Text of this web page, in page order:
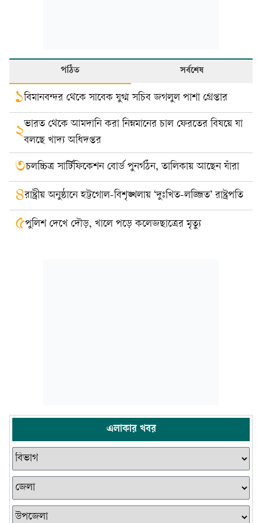
পঠিত সর্বশেষ
১বিমানবন্দর থেকে সাবেক যুগ্ম সচিব জগলুল পাশা গ্রেপ্তার
২ভারত থেকে আমদানি করা নিম্নমানের চাল ফেরতের বিষয়ে যা
বলছে খাদ্য অধিদপ্তর
৩চলচ্চিত্র সার্টিফিকেশন বোর্ড পুনর্গঠন, তালিকায় আছেন যাঁরা
৪রাষ্ট্রীয় অনুষ্ঠানে হট্টগোল-বিশৃঙ্খলায় ‘দুঃখিত-লজ্জিত’ রাষ্ট্রপতি
৫পুলিশ দেখে দৌড়, খালে পড়ে কলেজছাত্রের মৃত্যু
এলাকার খবর